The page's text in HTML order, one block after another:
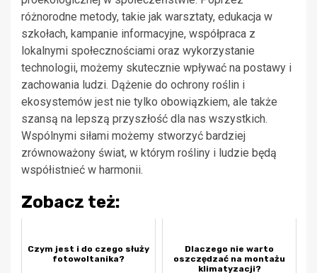
różnorodne metody, takie jak warsztaty, edukacja w
szkołach, kampanie informacyjne, współpraca z
lokalnymi społecznościami oraz wykorzystanie
technologii, możemy skutecznie wpływać na postawy i
zachowania ludzi. Dążenie do ochrony roślin i
ekosystemów jest nie tylko obowiązkiem, ale także
szansą na lepszą przyszłość dla nas wszystkich.
Wspólnymi siłami możemy stworzyć bardziej
zrównoważony świat, w którym rośliny i ludzie będą
współistnieć w harmonii.
Zobacz też:
Czym jest i do czego służy
fotowoltanika?
Dlaczego nie warto
oszczędzać na montażu
klimatyzacji?